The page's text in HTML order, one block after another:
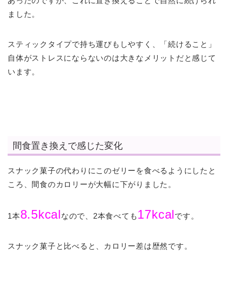
ました。
スティックタイプで持ち運びもしやすく、「続けること」
自体がストレスにならないのは大きなメリットだと感じて
います。
間食置き換えで感じた変化
スナック菓子の代わりにこのゼリーを食べるようにしたと
ころ、間食のカロリーが大幅に下がりました。
1本8.5kcalなので、2本食べても17kcalです。
スナック菓子と比べると、カロリー差は歴然です。